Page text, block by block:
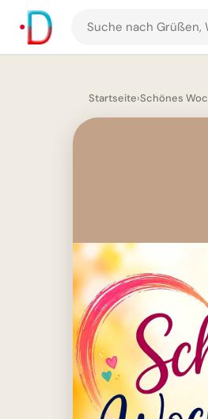
Suche
nach
und
Startseite›Schönes